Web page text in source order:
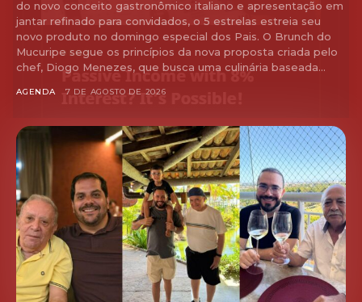
do novo conceito gastronômico italiano e apresentação em
jantar refinado para convidados, o 5 estrelas estreia seu
novo produto no domingo especial dos Pais. O Brunch do
Mucuripe segue os princípios da nova proposta criada pelo
chef, Diogo Menezes, que busca uma culinária baseada...
AGENDA 7 DE AGOSTO DE 2026